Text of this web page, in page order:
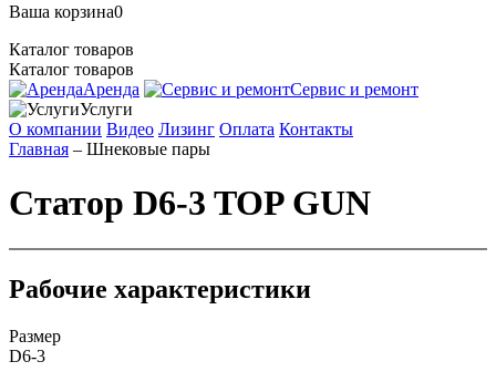
Ваша корзина0
Каталог товаров
Каталог товаров
Аренда
Сервис и ремонт
Услуги
О компании Видео Лизинг Оплата Контакты
Главная – Шнековые пары
Статор D6-3 TOP GUN
Рабочие характеристики
Размер
D6-3